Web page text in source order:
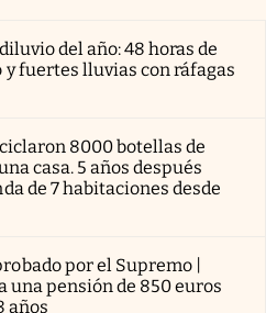
del año: 48 horas de
fuertes lluvias con ráfagas
8000 botellas de
casa. 5 años después
de 7 habitaciones desde
por el Supremo |
una pensión de 850 euros
años